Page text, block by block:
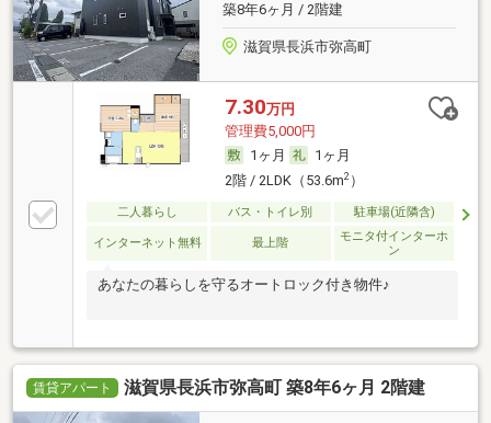
築8年6ヶ月 / 2階建
滋賀県長浜市弥高町
7.30万円
管理費5,000円
1ヶ月
1ヶ月
2階 / 2LDK（53.6m2）
二人暮らし バス・トイレ別 駐車場(近隣含)
インターネット無料 最上階
モニタ付インターホ
ン
あなたの暮らしを守るオートロック付き物件♪
賃貸アパート 滋賀県長浜市弥高町 築8年6ヶ月 2階建